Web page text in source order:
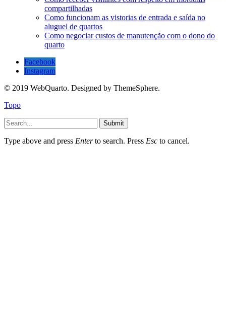
compartilhadas
Como funcionam as vistorias de entrada e saída no
aluguel de quartos
Como negociar custos de manutenção com o dono do
quarto
Facebook
Instagram
© 2019 WebQuarto. Designed by ThemeSphere.
Topo
Submit
Type above and press Enterto search. Press Esc to cancel.